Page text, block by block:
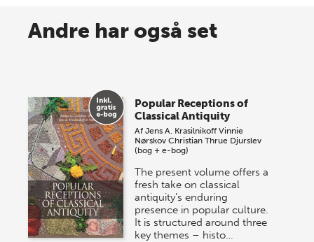
Spar op til 70% til sommer-
store sommer-lagersalg, så sæt kryds i kalenderen
onsdag den 10. j…
Andre har også set
Popular Receptions of
Classical Antiquity
AfJens A. Krasilnikoff Vinnie
Nørskov Christian Thrue Djurslev
(bog + e-bog)
The present volume offers a
fresh take on classical
antiquity’s enduring
presence in popular culture.
It is structured around three
key themes – histo…